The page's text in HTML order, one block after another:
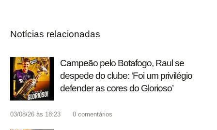
Notícias relacionadas
Campeão pelo Botafogo, Raul se
despede do clube: ‘Foi um privilégio
defender as cores do Glorioso’
03/08/26 às 18:23 0 comentários